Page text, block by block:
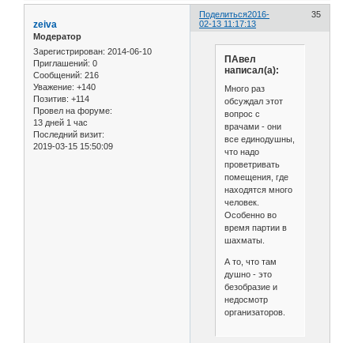
Поделиться 35
2016-
02-13 11:17:13
zeiva
Модератор
Зарегистрирован: 2014-06-10
Приглашений: 0
Сообщений: 216
Уважение: +140
Позитив: +114
Провел на форуме:
13 дней 1 час
Последний визит:
2019-03-15 15:50:09
ПАвел
написал(а):
Много раз
обсуждал этот
вопрос с
врачами - они
все единодушны,
что надо
проветривать
помещения, где
находятся много
человек.
Особенно во
время партии в
шахматы.
А то, что там
душно - это
безобразие и
недосмотр
организаторов.